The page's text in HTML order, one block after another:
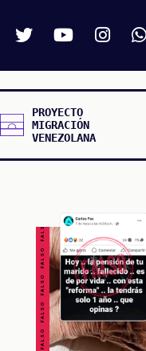
PROYECTO
MIGRACIÓN
VENEZOLANA
FALSO FALSO FALSO FALSO FALSO FALSO FALSO